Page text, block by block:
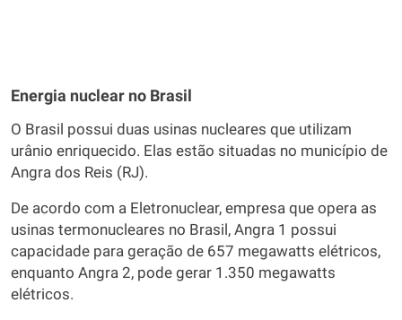
Energia nuclear no Brasil
O Brasil possui duas usinas nucleares que utilizam
urânio enriquecido. Elas estão situadas no município de
Angra dos Reis (RJ).
De acordo com a Eletronuclear, empresa que opera as
usinas termonucleares no Brasil, Angra 1 possui
capacidade para geração de 657 megawatts elétricos,
enquanto Angra 2, pode gerar 1.350 megawatts
elétricos.